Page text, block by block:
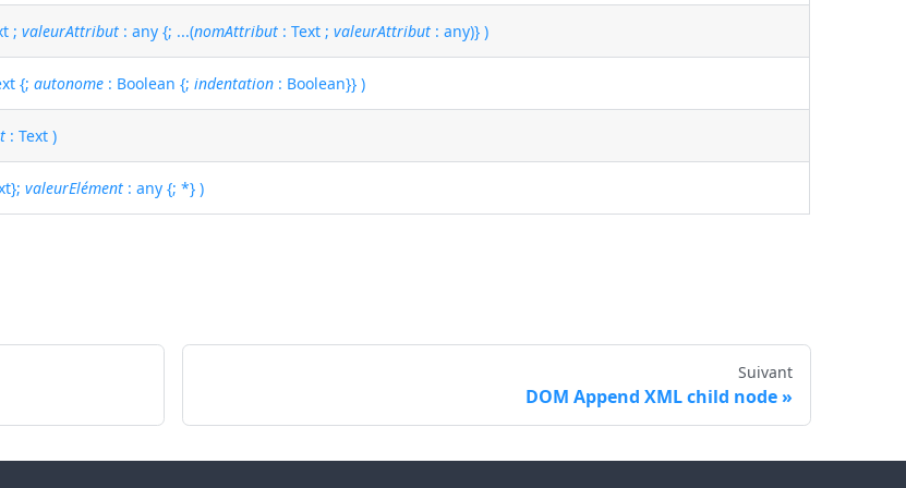
;valeurAttribut : any {; ...(nomAttribut : Text ;valeurAttribut : any)} )
{;autonome : Boolean {;indentation : Boolean}} )
: Text )
valeurElément : any {; *} )
Suivant
DOM Append XML child node